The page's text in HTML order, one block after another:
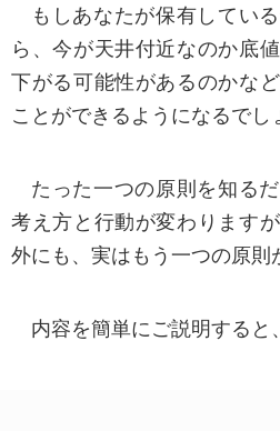
所定の手続・手数料等
申出書式を郵送にてお送り
手続等に則さないお求めに
ご本人様確認のうえ、ご
番号、メールアドレスへの
ます。
株式会社シナジスタお客
もしあなたが保有してい
ら、今が天井付近なのか底
下がる可能性があるのかな
ことができるようになるでし
たった一つの原則を知る
考え方と行動が変わります
外にも、実はもう一つの原則
内容を簡単にご説明すると